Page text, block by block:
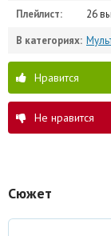
Плейлист:
26
В категориях:
Нравится
Не нравится
Сюжет